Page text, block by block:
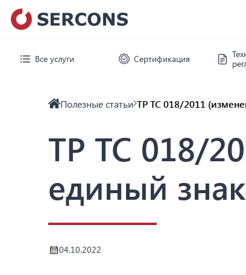
Все услуги Сертификация
Полезные статьи ТР ТС 018/2011
ТР ТС 018/
единый
04.10.2022